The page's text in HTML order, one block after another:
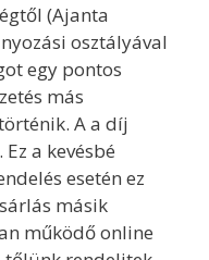
(Ajanta
osztályával
egy pontos
más
A a díj
a kevésbé
esetén ez
másik
működő online